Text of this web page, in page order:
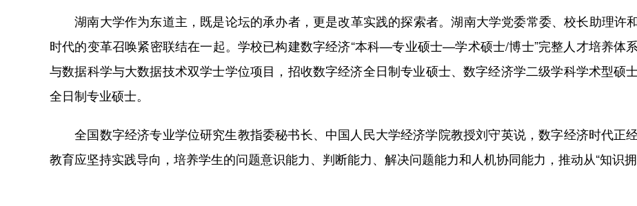
湖南大学作为东道主，既是论坛的承办者，更是改革实践的探索者。湖南大学党委常委、校长助理许
时代的变革召唤紧密联结在一起。学校已构建数字经济“本科—专业硕士—学术硕士/博士”完整人才培养体
与数据科学与大数据技术双学士学位项目，招收数字经济全日制专业硕士、数字经济学二级学科学术型硕
全日制专业硕士。
全国数字经济专业学位研究生教指委秘书长、中国人民大学经济学院教授刘守英说，数字经济时代正
教育应坚持实践导向，培养学生的问题意识能力、判断能力、解决问题能力和人机协同能力，推动从“知识拥